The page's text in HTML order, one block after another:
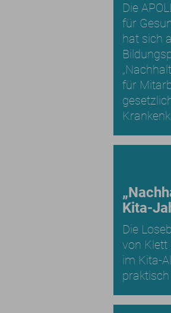
Die
für
hat sich
für
Kita-
Die
von Klett
im Kita-